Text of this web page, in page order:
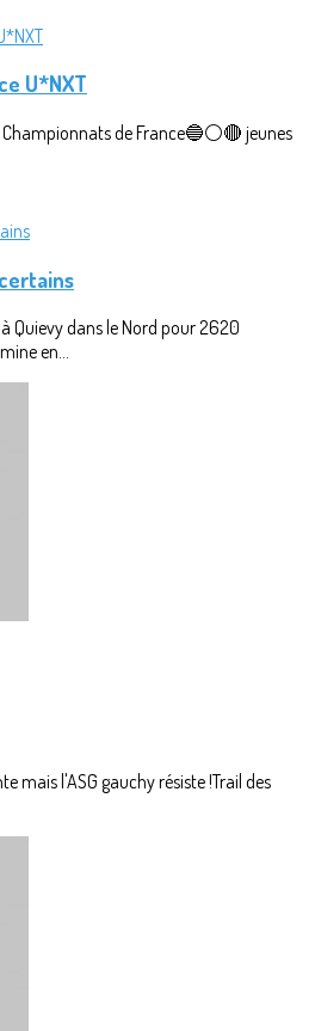
U*NXT
de France🔵⚪🔴 jeunes
Quievy dans le Nord pour 2620
en...
mais l'ASG gauchy résiste !Trail des